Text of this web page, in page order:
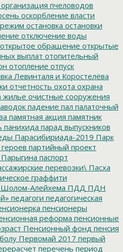
организация пчеловодов
оскорбление власти
остановка остановки
отключение воды
открытое обращение открытые
выплат отопительный
отопление отпуск
Левинталя и Коростелёва
отчетность охота охрана
жилье очистные сооружения
падение пал палаточный
памятная акция памятник
панихида парад выпускников
Парасибириада-2019 Парк
партийный проект
Парыгина паспорт
перевозки\ Пасха
граффити
Алейхема ПДД ПДН
педагоги педагогическая
пенсионеры
реформа пенсионные
Пенсионный фонд пенсия
Первомай 2017 первый
перечень период